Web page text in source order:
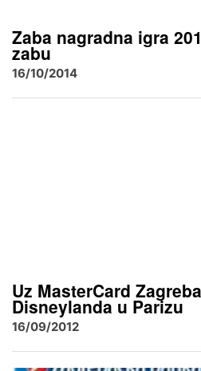
Zaba nagradna igra
zabu
16/10/2014
Uz MasterCard
Disneylanda u Parizu
16/09/2012